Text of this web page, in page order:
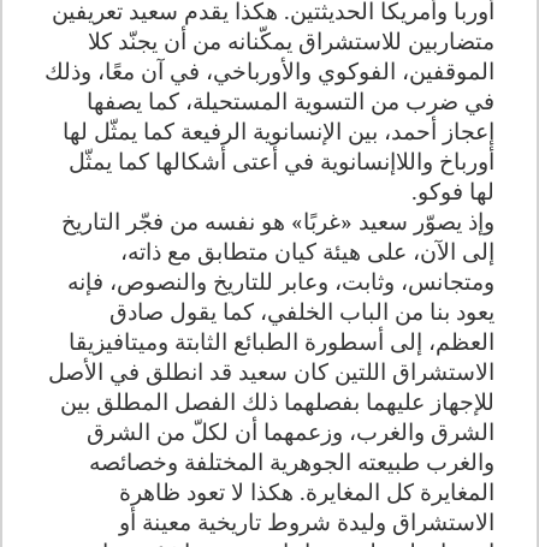
أوربا وأمريكا الحديثتين. هكذا يقدم سعيد تعريفين
متضاربين للاستشراق يمكّنانه من أن يجنّد كلا
الموقفين، الفوكوي والأورباخي، في آن معًا، وذلك
في ضرب من التسوية المستحيلة، كما يصفها
إعجاز أحمد، بين الإنسانوية الرفيعة كما يمثّل لها
أورباخ واللاإنسانوية في أعتى أشكالها كما يمثّل
لها فوكو.
وإذ يصوّر سعيد «غربًا» هو نفسه من فجّر التاريخ
إلى الآن، على هيئة كيان متطابق مع ذاته،
ومتجانس، وثابت، وعابر للتاريخ والنصوص، فإنه
يعود بنا من الباب الخلفي، كما يقول صادق
العظم، إلى أسطورة الطبائع الثابتة وميتافيزيقا
الاستشراق اللتين كان سعيد قد انطلق في الأصل
للإجهاز عليهما بفصلهما ذلك الفصل المطلق بين
الشرق والغرب، وزعمهما أن لكلّ من الشرق
والغرب طبيعته الجوهرية المختلفة وخصائصه
المغايرة كل المغايرة. هكذا لا تعود ظاهرة
الاستشراق وليدة شروط تاريخية معينة أو